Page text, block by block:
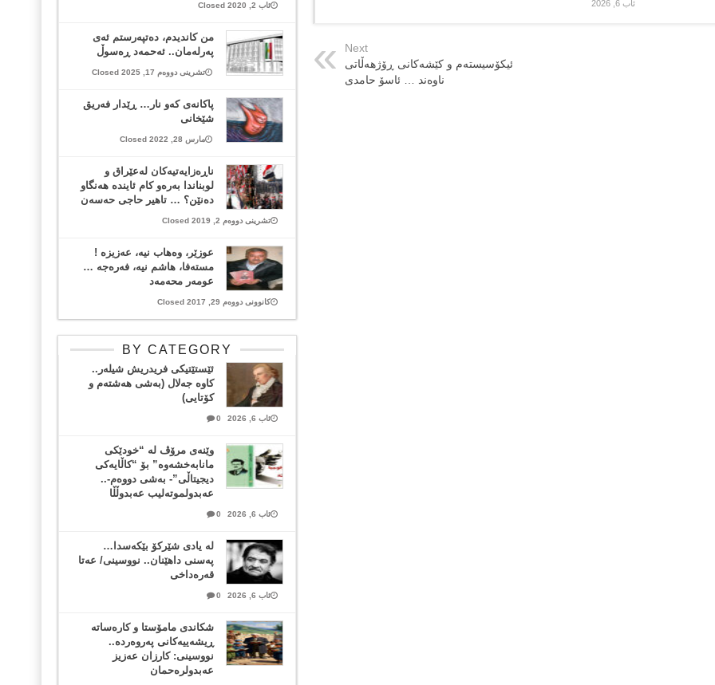
ئاب 6, 2026
Next
ئیکۆسیستەم و کێشەکانی ڕۆژهەڵاتی
ناوەند … ئاسۆ حامدی
ئاب 2, 2020 Closed
من کاندیدم، دەتپەرستم ئەی
پەرلەمان.. ئەحمەد ڕەسوڵ
تشرینی دووەم 17, 2025 Closed
پاکانەی کەو نار… ڕێدار فەریق
شێخانی
مارس 28, 2022 Closed
ناڕەزایەتیەکان لەعێراق و
لوبناندا بەرەو کام ئایندە هەنگاو
دەنێن؟ … تاهیر حاجی حەسەن
تشرینی دووەم 2, 2019 Closed
عوزێر، وەهاب نیە، عەزیزە !
مستەفا، هاشم نیە، فەرەجە …
عومەر محەمەد
کانوونی دووەم 29, 2017 Closed
BY CATEGORY
ئێستێتیکی فریدریش شیلەر..
کاوە جەلال (بەشی هەشتەم و
کۆتایی)
ئاب 6, 2026 0
وێنەی مرۆڤ لە “خودێکی
مانابەخشەوە” بۆ “کاڵایەکی
دیجیتاڵی”- بەشی دووەم-..
عەبدولموتەلیب عەبدوڵڵا
ئاب 6, 2026 0
لە یادی شێرکۆ بێکەسدا…
پەسنی داهێنان.. نووسینی/ عەتا
قەرەداخی
ئاب 6, 2026 0
شکاندی مامۆستا و کارەساتە
ڕیشەییەکانی پەروەردە..
نووسینی: کارزان عەزیز
عەبدولرەحمان